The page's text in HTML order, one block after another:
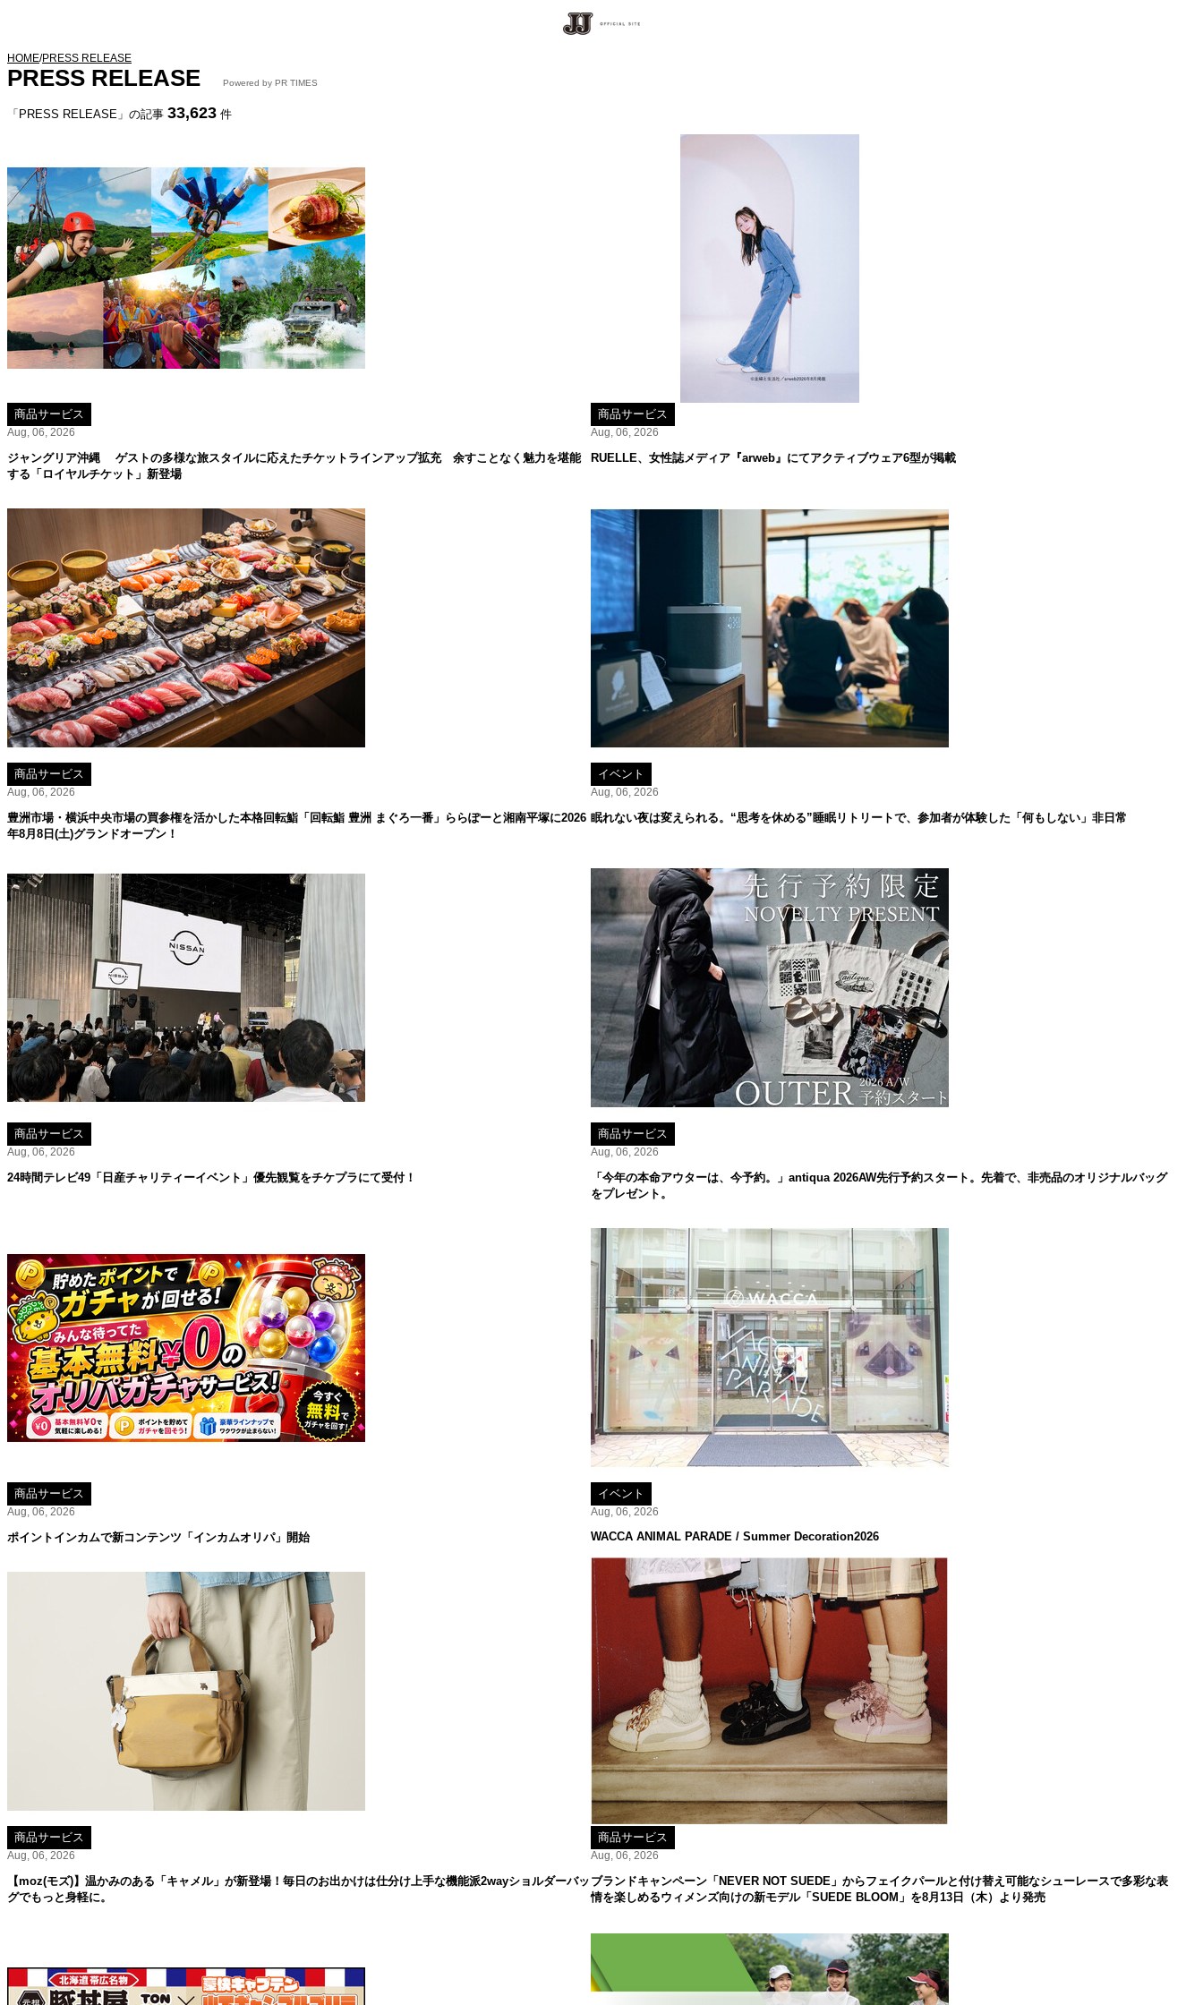
HOME/PRESS RELEASE
PRESS RELEASE Powered by PR TIMES
「PRESS RELEASE」の記事 33,623 件
商品サービス
Aug, 06, 2026
ジャングリア沖縄 ゲストの多様な旅スタイルに応えたチケットラインアップ拡充 余すことなく魅力を堪能
する「ロイヤルチケット」新登場
商品サービス
Aug, 06, 2026
RUELLE、女性誌メディア『arweb』にてアクティブウェア6型が掲載
商品サービス
Aug, 06, 2026
豊洲市場・横浜中央市場の買参権を活かした本格回転鮨「回転鮨 豊洲 まぐろ一番」ららぽーと湘南平塚に2026
年8月8日(土)グランドオープン！
イベント
Aug, 06, 2026
眠れない夜は変えられる。“思考を休める”睡眠リトリートで、参加者が体験した「何もしない」非日常
商品サービス
Aug, 06, 2026
24時間テレビ49「日産チャリティーイベント」優先観覧をチケプラにて受付！
商品サービス
Aug, 06, 2026
「今年の本命アウターは、今予約。」antiqua 2026AW先行予約スタート。先着で、非売品のオリジナルバッグ
をプレゼント。
商品サービス
Aug, 06, 2026
ポイントインカムで新コンテンツ「インカムオリパ」開始
イベント
Aug, 06, 2026
WACCA ANIMAL PARADE / Summer Decoration2026
商品サービス
Aug, 06, 2026
【moz(モズ)】温かみのある「キャメル」が新登場！毎日のお出かけは仕分け上手な機能派2wayショルダーバッ
グでもっと身軽に。
商品サービス
Aug, 06, 2026
ブランドキャンペーン「NEVER NOT SUEDE」からフェイクパールと付け替え可能なシューレースで多彩な表
情を楽しめるウィメンズ向けの新モデル「SUEDE BLOOM」を8月13日（木）より発売